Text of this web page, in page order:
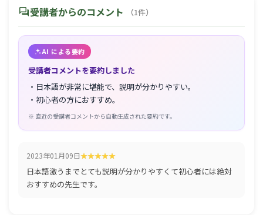
forum受講者からのコメント （1件）
AI による要約
受講者コメントを要約しました
・日本語が非常に堪能で、説明が分かりやすい。
・初心者の方におすすめ。
※ 直近の受講者コメントから自動生成された要約です。
2023年01月09日
日本語激うまでとても説明が分かりやすくて初心者には絶対
おすすめの先生です。